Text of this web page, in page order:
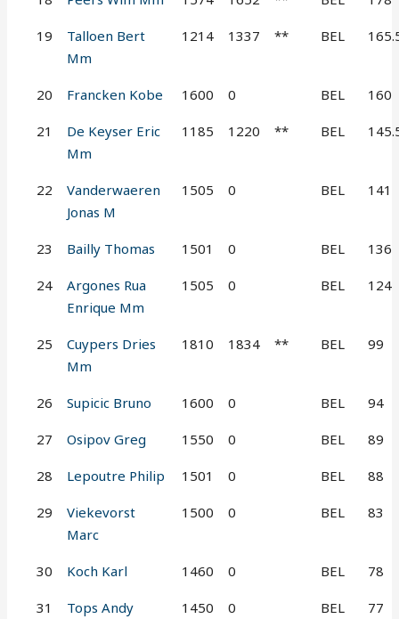
19
Talloen Bert
Mm
1214 1337 ** BEL
20 Francken Kobe 1600 0 BEL 160
21
De Keyser Eric
Mm
1185 1220 ** BEL
22
Vanderwaeren
Jonas M
1505 0 BEL 141
23 Bailly Thomas 1501 0 BEL 136
24
Argones Rua
Enrique Mm
1505 0 BEL 124
25
Cuypers Dries
Mm
1810 1834 ** BEL 99
26 Supicic Bruno 1600 0 BEL 94
27 Osipov Greg 1550 0 BEL 89
28 Lepoutre Philip 1501 0 BEL 88
29
Viekevorst
Marc
1500 0 BEL 83
30 Koch Karl 1460 0 BEL 78
31 Tops Andy 1450 0 BEL 77